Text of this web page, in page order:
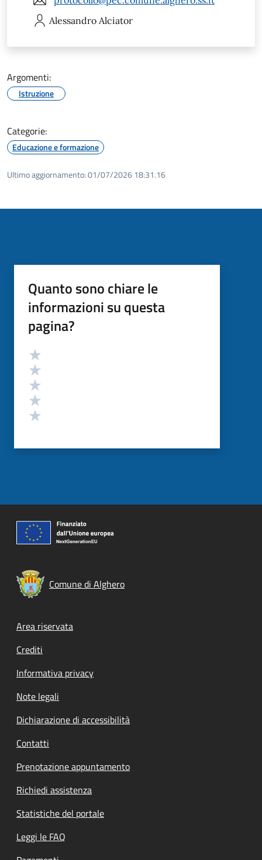
Alessandro Alciator
Argomenti:
Istruzione
Categorie:
Educazione e formazione
Ultimo aggiornamento:01/07/2026 18:31.16
Quanto sono chiare le
informazioni su questa
pagina?
Valutazione
Comune di Alghero
Footer menu
Area riservata
Crediti
Informativa privacy
Note legali
Dichiarazione di accessibilità
Contatti
Prenotazione appuntamento
Richiedi assistenza
Statistiche del portale
Leggi le FAQ